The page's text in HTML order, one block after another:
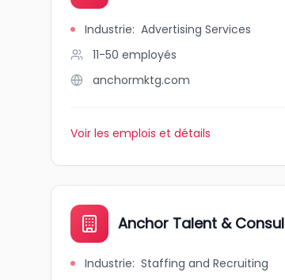
Industrie: Advertising Services
11-50 employés
anchormktg.com
Voir les emplois et détails
Anchor Talent &
Industrie: Staffing and Recruiting